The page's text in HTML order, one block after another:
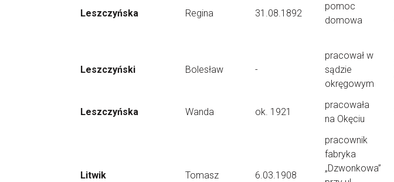
Leszczyńska Regina 31.08.1892
pomoc
domowa
Leszczyński Bolesław -
pracował w
sądzie
okręgowym
Leszczyńska Wanda ok. 1921
pracowała
na Okęciu
Litwik Tomasz 6.03.1908
pracownik
fabryka
„Dzwonkowa”